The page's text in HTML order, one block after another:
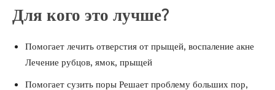
Для кого это лучше?
Помогает лечить отверстия от прыщей, воспаление акне
Лечение рубцов, ямок, прыщей
Помогает сузить поры Решает проблему больших пор,